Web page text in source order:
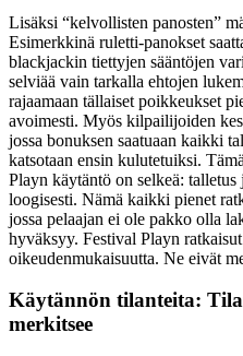
Lisäksi “kelvollisten panosten”
Esimerkkinä ruletti-panokset
blackjackin tiettyjen sääntöjen
selviää vain tarkalla ehtojen
rajaamaan tällaiset poikkeukset
avoimesti. Myös kilpailijoiden
jossa bonuksen saatuaan kaikki
katsotaan ensin kulutetuiksi.
Playn käytäntö on selkeä:
loogisesti. Nämä kaikki pienet
jossa pelaajan ei ole pakko olla
hyväksyy. Festival Playn
oikeudenmukaisuutta. Ne eivät
Käytännön tilanteita:
merkitsee